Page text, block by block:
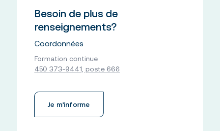
Besoin de plus de
renseignements?
Coordonnées
Formation continue
450 373-9441, poste 666
Je m’informe